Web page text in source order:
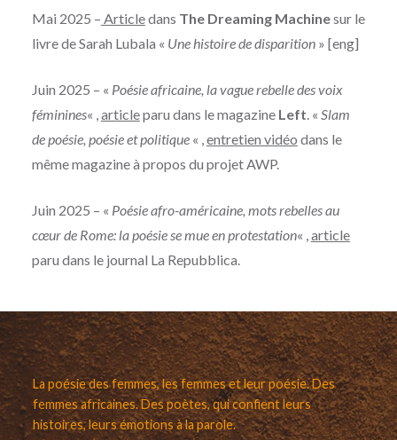
Mai 2025 – Articledans The Dreaming Machinesur le
livre de Sarah Lubala « Une histoire de disparition» [eng]
Juin 2025 – « Poésie africaine, la vague rebelle des voix
féminines« ,articleparu dans le magazine Left. « Slam
de poésie, poésie et politique « ,entretien vidéo dans le
même magazine à propos du projet AWP.
Juin 2025 – « Poésie afro-américaine, mots rebelles au
cœur de Rome: la poésie se mue en protestation« ,article
paru dans le journal La Repubblica.
La poésie des femmes, les femmes et leur poésie. Des
femmes africaines. Des poètes, qui confient leurs
histoires, leurs émotions à la parole.